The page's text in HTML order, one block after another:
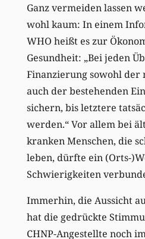
Ganz vermeiden lassen
wohl kaum: In einem
WHO heißt es zur
Gesundheit: „Bei jeden
Finanzierung sowohl der
auch der bestehenden
sichern, bis letztere
werden.“ Vor allem bei
kranken Menschen, die
leben, dürfte ein (Orts-
Schwierigkeiten
Immerhin, die Aussicht
hat die gedrückte
CHNP-Angestellte noch